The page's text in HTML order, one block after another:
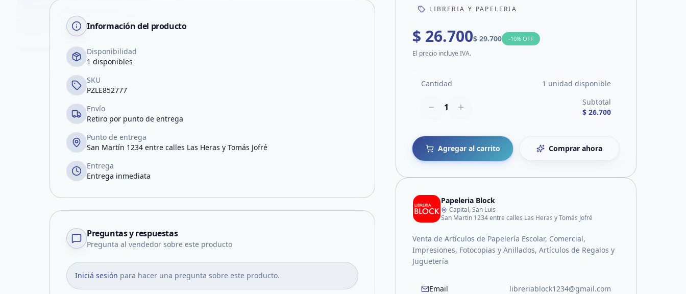
Información del producto
Disponibilidad
1 disponibles
SKU
PZLE852777
Envío
Retiro por punto de entrega
Punto de entrega
San Martín 1234 entre calles Las Heras y Tomás Jofré
Entrega
Entrega inmediata
Preguntas y respuestas
Pregunta al vendedor sobre este producto
Iniciá sesión para hacer una pregunta sobre este producto.
LIBRERIA Y PAPELERIA
$ 26.700$ 29.700 -10% OFF
El precio incluye IVA.
Cantidad 1 unidad disponible
1
Subtotal
$ 26.700
Agregar al carrito Comprar ahora
Papeleria Block
Capital, San Luis
San Martin 1234 entre calles Las Heras y Tomás Jofré
Venta de Artículos de Papelería Escolar, Comercial,
Impresiones, Fotocopias y Anillados, Artículos de Regalos y
Juguetería
Email libreriablock1234@gmail.com